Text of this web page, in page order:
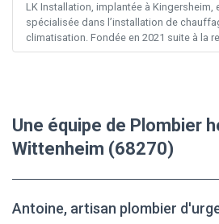
LK Installation, implantée à Kingersheim,
spécialisée dans l’installation de
climatisation. Fondée en 2021 suite à la
Une équipe de Plombier
Wittenheim (68270)
Antoine, artisan plombier